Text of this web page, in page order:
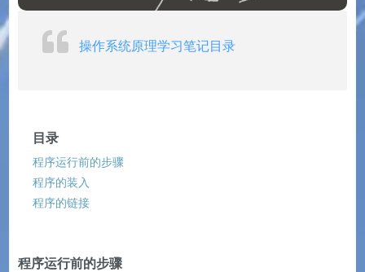
操作系统原理学习笔记目录
目录
程序运行前的步骤
程序的装入
程序的链接
程序运行前的步骤